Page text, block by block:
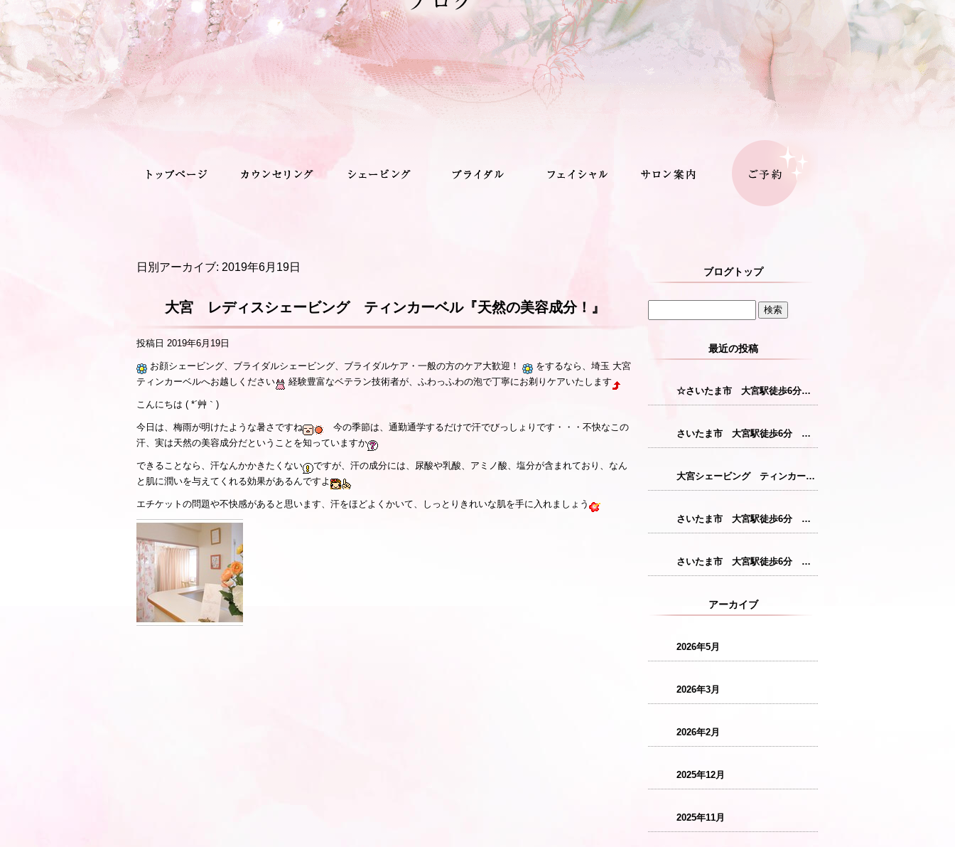
日別アーカイブ: 2019年6月19日
大宮 レディスシェービング ティンカーベル『天然の美容成分！』
投稿日 2019年6月19日
お顔シェービング、ブライダルシェービング、ブライダルケア・一般の方のケア大歓迎！
をするなら、埼玉 大宮
ティンカーベルへお越しください
経験豊富なベテラン技術者が、ふわっふわの泡で丁寧にお剃りケアいたします
こんにちは ( *´艸｀)
今日は、梅雨が明けたような暑さですね
今の季節は、通勤通学するだけで汗でびっしょりです・・・不快なこの
汗、実は天然の美容成分だということを知っていますか
できることなら、汗なんかかきたくない
ですが、汗の成分には、尿酸や乳酸、アミノ酸、塩分が含まれており、なん
と肌に潤いを与えてくれる効果があるんですよ
エチケットの問題や不快感があると思います、汗をほどよくかいて、しっとりきれいな肌を手に入れましょう
ブログトップ
最近の投稿
☆さいたま市 大宮駅徒歩6分 レディースシェービング☆
さいたま市 大宮駅徒歩6分 レディースシェービング『産毛をなくすことで花粉症対策につながります！』
大宮シェービング ティンカーベル『クレンジング』
さいたま市 大宮駅徒歩6分 レディースシェービング『仕上がりが格別のシェービングコース』
さいたま市 大宮駅徒歩6分 レディースシェービング『敏感肌の方にも安心パック』
アーカイブ
2026年5月
2026年3月
2026年2月
2025年12月
2025年11月